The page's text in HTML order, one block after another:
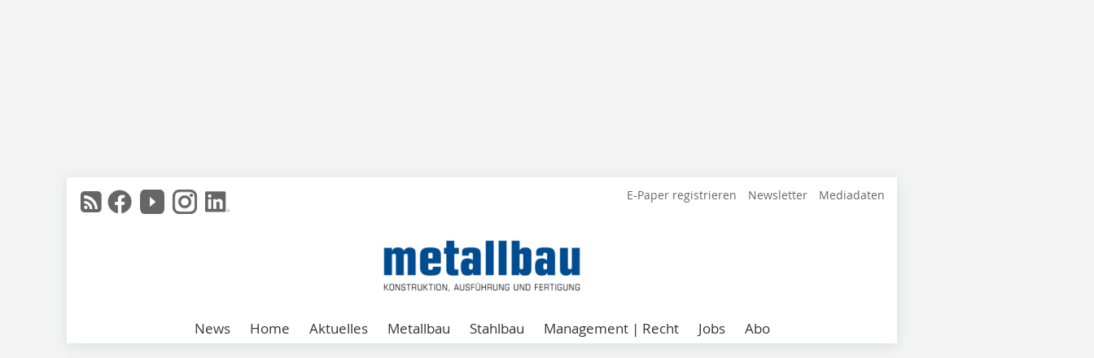
E-Paper registrieren Newsletter Mediadaten
News Home Aktuelles Metallbau Stahlbau Management | Recht Jobs Abo